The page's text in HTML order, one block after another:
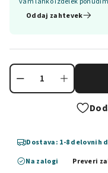
Oddaj zahtevek
Dostava: 1-8 delovnih
Na zalogi
Preveri